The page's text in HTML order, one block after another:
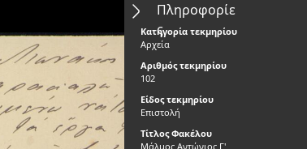
Πληροφορίε
ς
Κατηγορία τεκμηρίου
Αρχεία
Αριθμός τεκμηρίου
102
Είδος τεκμηρίου
Επιστολή
Τίτλος Φακέλου
Μάλμος Αντώνιος Γ'